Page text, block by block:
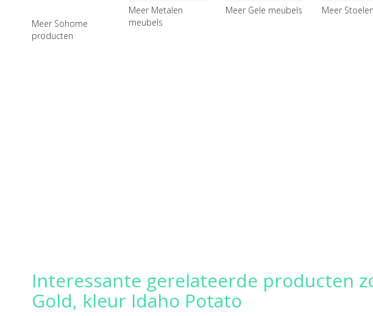
Meer Sohome
producten
Meer Metalen
meubels
Meer Gele meubels Meer Stoelen
Interessante gerelateerde producten
Gold, kleur Idaho Potato